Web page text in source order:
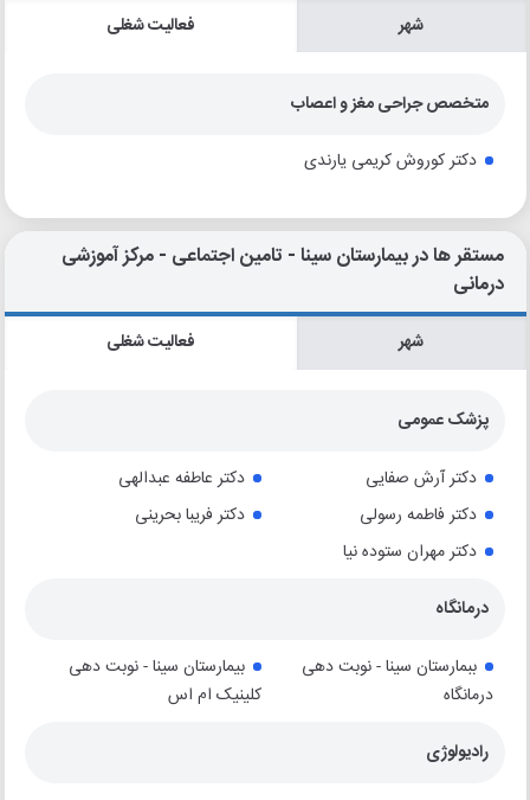
شهر فعالیت شغلی
متخصص جراحی مغز و اعصاب
دکتر کوروش کریمی یارندی
مستقر ها در بیمارستان سینا - تامین اجتماعی - مرکز آموزشی
درمانی
شهر فعالیت شغلی
پزشک عمومی
دکتر آرش صفایی
دکتر عاطفه عبدالهی
دکتر فاطمه رسولی
دکتر فریبا بحرینی
دکتر مهران ستوده نیا
درمانگاه
ببمارستان سینا - نوبت دهی
درمانگاه
بیمارستان سینا - نوبت دهی
کلینیک ام اس
رادیولوژی